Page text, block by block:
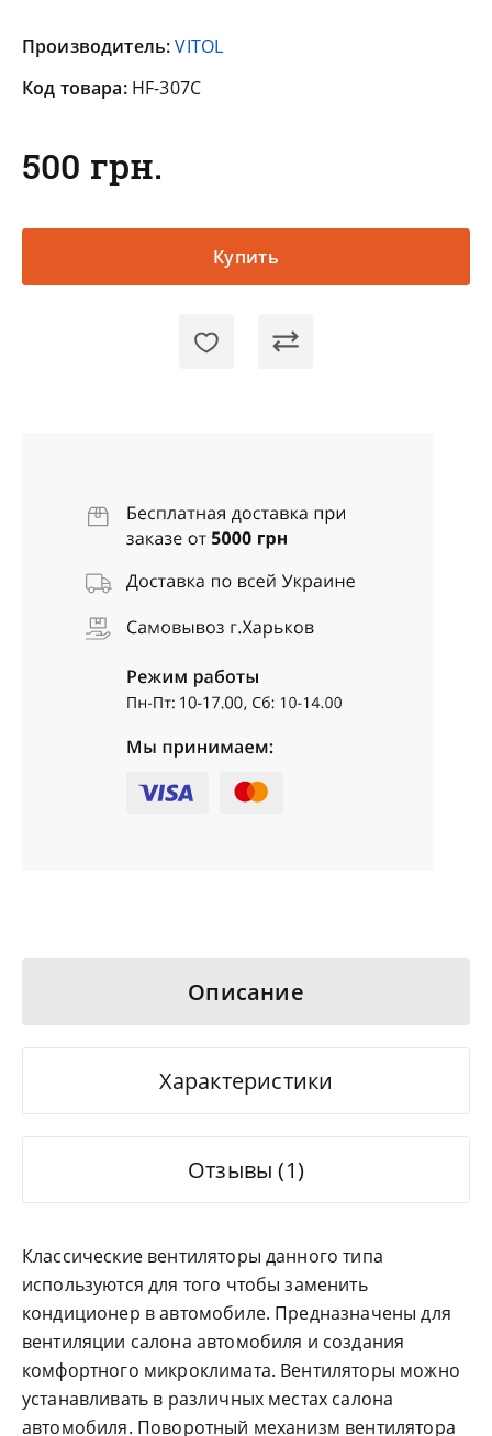
Производитель:VITOL
Код товара: HF-307C
500 грн.
Купить
Описание
Характеристики
Отзывы (1)
Классические вентиляторы данного типа
используются для того чтобы заменить
кондиционер в автомобиле. Предназначены для
вентиляции салона автомобиля и создания
комфортного микроклимата. Вентиляторы можно
устанавливать в различных местах салона
автомобиля. Поворотный механизм вентилятора